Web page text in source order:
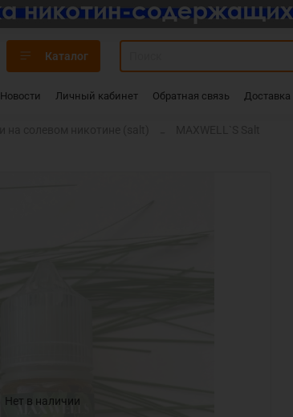
Каталог
Новости Личный кабинет Обратная связь Доставка
Нет в наличии